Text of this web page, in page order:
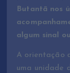
Butantã nos
algum sinal
A orientação
uma unidade